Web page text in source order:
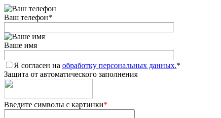
Ваш телефон*
Ваше имя
Я согласен на обработку персональных данных.*
Защита от автоматического заполнения
Введите символы с картинки*